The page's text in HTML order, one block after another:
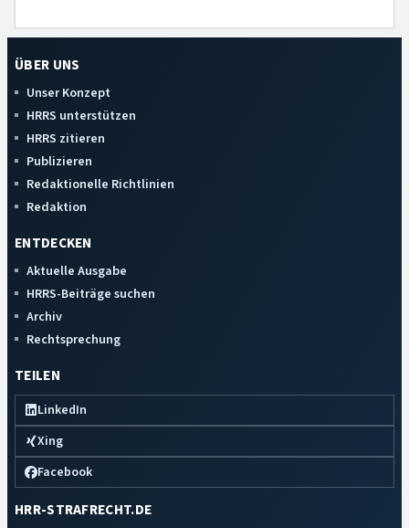
ÜBER UNS
Unser Konzept
HRRS unterstützen
HRRS zitieren
Publizieren
Redaktionelle Richtlinien
Redaktion
ENTDECKEN
Aktuelle Ausgabe
HRRS-Beiträge suchen
Archiv
Rechtsprechung
TEILEN
LinkedIn
Xing
Facebook
HRR-STRAFRECHT.DE